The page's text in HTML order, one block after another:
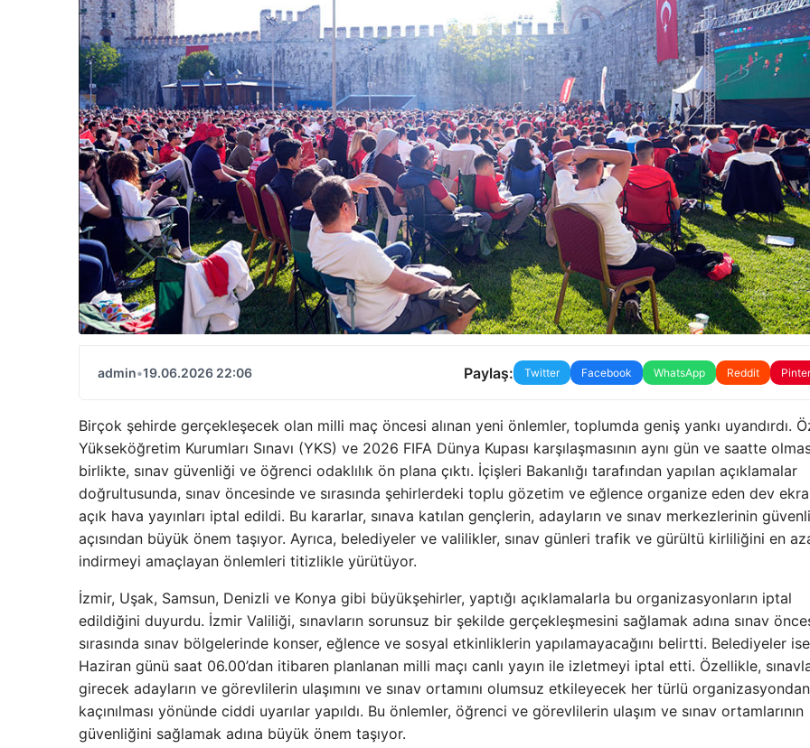
admin•19.06.2026 22:06 Paylaş: Twitter Facebook WhatsApp Reddit
Birçok şehirde gerçekleşecek olan milli maç öncesi alınan yeni önlemler, toplumda geniş yankı uyandırdı.
Yükseköğretim Kurumları Sınavı (YKS) ve 2026 FIFA Dünya Kupası karşılaşmasının aynı gün ve saatte
birlikte, sınav güvenliği ve öğrenci odaklılık ön plana çıktı. İçişleri Bakanlığı tarafından yapılan açıklamalar
doğrultusunda, sınav öncesinde ve sırasında şehirlerdeki toplu gözetim ve eğlence organize eden dev
açık hava yayınları iptal edildi. Bu kararlar, sınava katılan gençlerin, adayların ve sınav merkezlerinin
açısından büyük önem taşıyor. Ayrıca, belediyeler ve valilikler, sınav günleri trafik ve gürültü kirliliğini en
indirmeyi amaçlayan önlemleri titizlikle yürütüyor.
İzmir, Uşak, Samsun, Denizli ve Konya gibi büyükşehirler, yaptığı açıklamalarla bu organizasyonların iptal
edildiğini duyurdu. İzmir Valiliği, sınavların sorunsuz bir şekilde gerçekleşmesini sağlamak adına sınav
sırasında sınav bölgelerinde konser, eğlence ve sosyal etkinliklerin yapılamayacağını belirtti. Belediyeler
Haziran günü saat 06.00’dan itibaren planlanan milli maçı canlı yayın ile izletmeyi iptal etti. Özellikle,
girecek adayların ve görevlilerin ulaşımını ve sınav ortamını olumsuz etkileyecek her türlü organizasyondan
kaçınılması yönünde ciddi uyarılar yapıldı. Bu önlemler, öğrenci ve görevlilerin ulaşım ve sınav ortamlarının
güvenliğini sağlamak adına büyük önem taşıyor.